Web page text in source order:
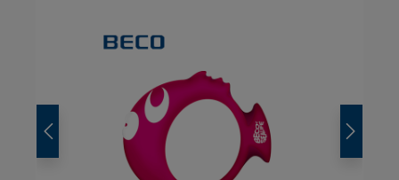
Bildergalerie überspringen